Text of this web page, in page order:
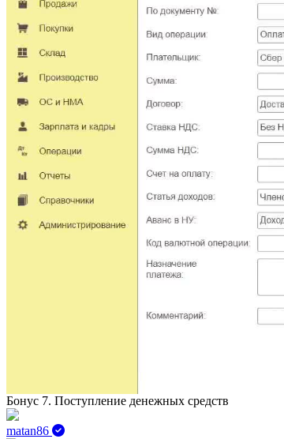
Бонус 7. Поступление денежных средств
matan86